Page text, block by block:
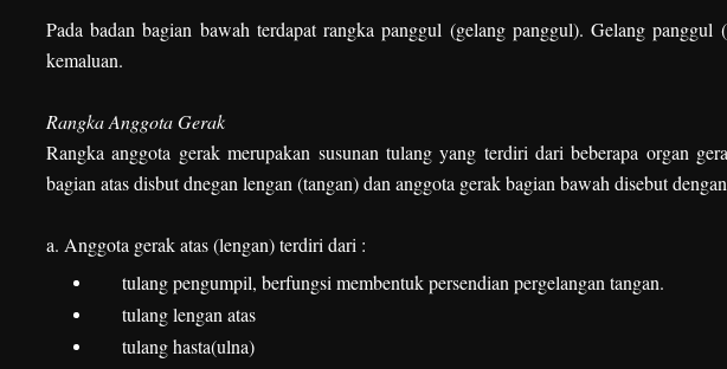
Pada badan bagian bawah terdapat rangka panggul (gelang panggul). Gelang
kemaluan.
Rangka Anggota Gerak
Rangka anggota gerak merupakan susunan tulang yang terdiri dari beberapa organ
bagian atas disbut dnegan lengan (tangan) dan anggota gerak bagian bawah disebut
a. Anggota gerak atas (lengan) terdiri dari :
tulang pengumpil, berfungsi membentuk persendian pergelangan tangan.
tulang lengan atas
tulang hasta(ulna)